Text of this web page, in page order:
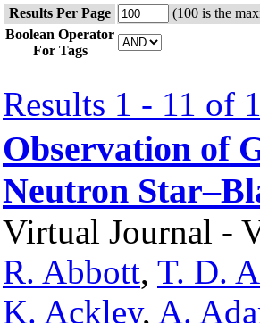
Results Per Page
(100 is the
Boolean Operator
For Tags
Results 1 - 11 of
Observation of
Neutron
Virtual Journal -
R. Abbott, T. D.
K. Ackley, A.